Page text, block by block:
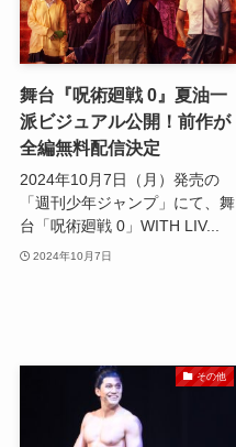
舞台『呪術廻戦 0』夏油一
派ビジュアル公開！前作が
全編無料配信決定
2024年10月7日（月）発売の
「週刊少年ジャンプ」にて、舞
台「呪術廻戦 0」WITH LIV...
2024年10月7日
その他